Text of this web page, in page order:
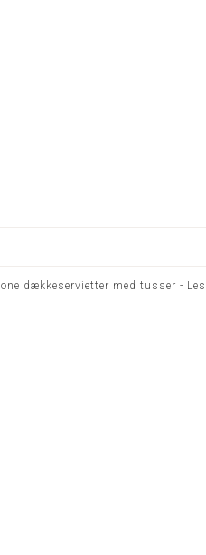
dækkeservietter med tusser - Les